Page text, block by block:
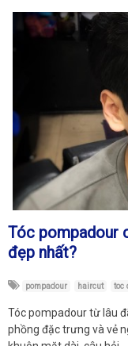
Tóc pompadour
đẹp nhất?
pompadour haircut toc
Tóc pompadour từ lâu
phồng đặc trưng và vẻ